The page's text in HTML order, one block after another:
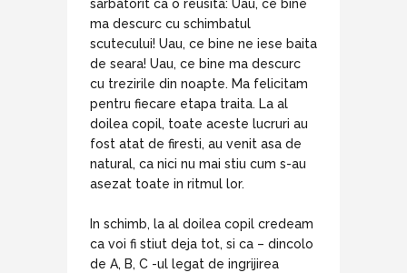
sarbatorit ca o reusita: Uau, ce bine
ma descurc cu schimbatul
scutecului! Uau, ce bine ne iese baita
de seara! Uau, ce bine ma descurc
cu trezirile din noapte. Ma felicitam
pentru fiecare etapa traita. La al
doilea copil, toate aceste lucruri au
fost atat de firesti, au venit asa de
natural, ca nici nu mai stiu cum s-au
asezat toate in ritmul lor.
In schimb, la al doilea copil credeam
ca voi fi stiut deja tot, si ca – dincolo
de A, B, C -ul legat de ingrijirea